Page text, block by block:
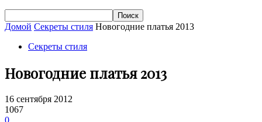
Домой Секреты стиля Новогодние платья 2013
Секреты стиля
Новогодние платья 2013
16 сентября 2012
1067
0